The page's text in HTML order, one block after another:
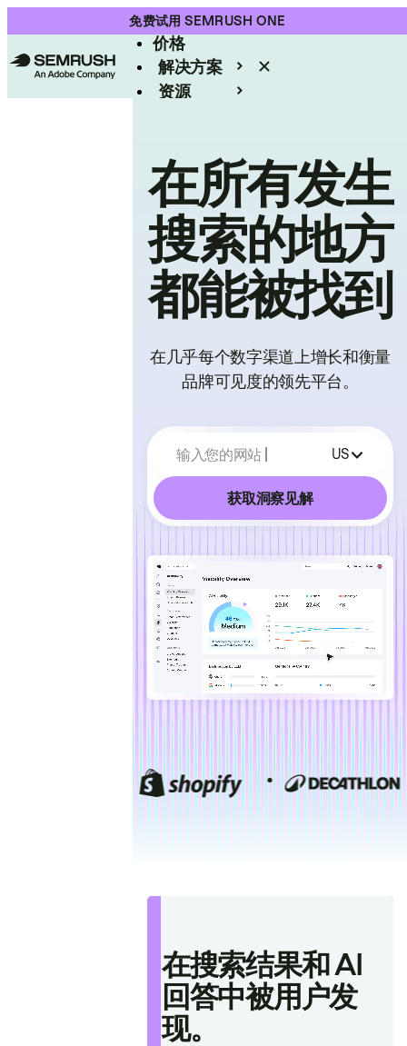
免费试用 SEMRUSH ONE
产品
价格
解决方案
资源
在所有发生
搜索的地方
都能被找到
在几乎每个数字渠道上增长和衡量
品牌可见度的领先平台。
输入您的网站 US
获取洞察见解
在搜索结果和 AI
回答中被用户发
现。